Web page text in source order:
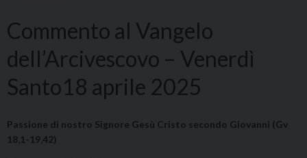
Commento al Vangelo
dell’Arcivescovo – Venerdì
Santo18 aprile 2025
Passione di nostro Signore Gesù Cristo secondo Giovanni (Gv
18,1-19,42)